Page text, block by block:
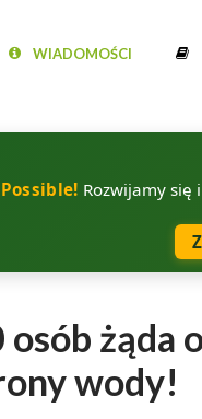
WIADOMOŚCI
Rozwijamy się
osób żąda
wody!